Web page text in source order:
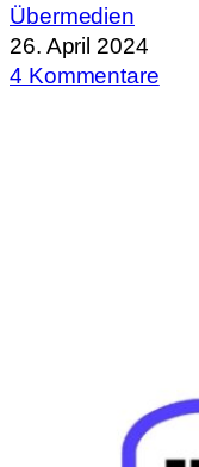
Übermedien
26. April 2024
4 Kommentare